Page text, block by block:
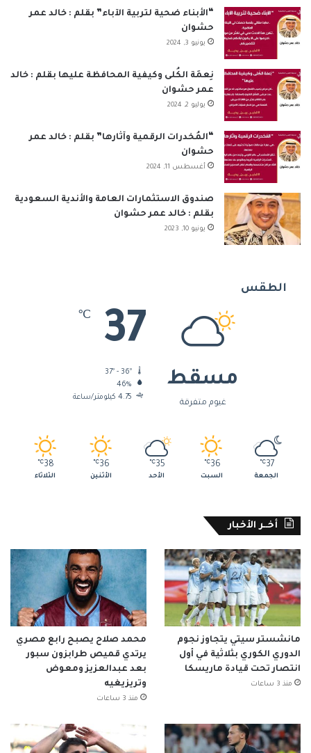
“الأبناء ضحية لتربية الآباء” بقلم : خالد عمر
حشوان
يونيو 3, 2024
نِعمَة الكُلى وكيفية المحافظة عليها بقلم : خالد
عمر حشوان
يوليو 2, 2024
“المُخدرات الرقمية وآثارها” بقلم : خالد عمر
حشوان
أغسطس 11, 2024
صندوق الاستثمارات العامة والأندية السعودية
بقلم : خالد عمر حشوان
يونيو 10, 2023
الطقس
مسقط
غيوم متفرقة
37
℃
46%
4.75 كيلومتر/ساعة
37
℃
الجمعة
36
℃
السبت
35
℃
الأحد
36
℃
الأثنين
38
℃
الثلاثاء
أخــر الأخبار
مانشستر سيتي يتجاوز نجوم
الدوري الكوري بثلاثية في أول
انتصار تحت قيادة ماريسكا
منذ 3 ساعات
محمد صلاح يصبح رابع مصري
يرتدي قميص طرابزون سبور
بعد عبدالعزيز ومعوض
وتريزيغيه
منذ 3 ساعات